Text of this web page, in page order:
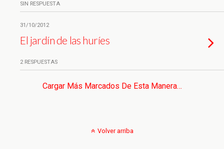
SIN RESPUESTA
31/10/2012
El jardín de las huríes
2 RESPUESTAS
Cargar Más Marcados De Esta Manera…
Volver arriba